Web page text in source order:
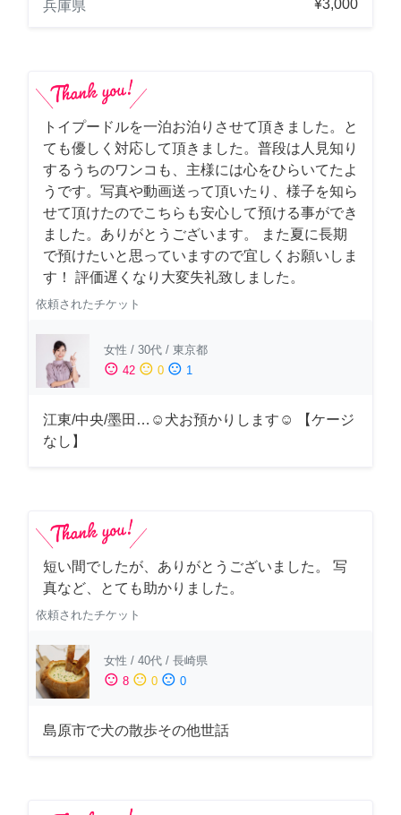
兵庫県
¥3,000
トイプードルを一泊お泊りさせて頂きました。と
ても優しく対応して頂きました。普段は人見知り
するうちのワンコも、主様には心をひらいてたよ
うです。写真や動画送って頂いたり、様子を知ら
せて頂けたのでこちらも安心して預ける事ができ
ました。ありがとうございます。 また夏に長期
で預けたいと思っていますので宜しくお願いしま
す！ 評価遅くなり大変失礼致しました。
依頼されたチケット
女性 / 30代 / 東京都
sentiment_satisfied 42 sentiment_neutral 0 sentiment_dissatisfied 1
江東/中央/墨田…☺︎犬お預かりします☺︎ 【ケージ
なし】
短い間でしたが、ありがとうございました。 写
真など、とても助かりました。
依頼されたチケット
女性 / 40代 / 長崎県
sentiment_satisfied 8 sentiment_neutral 0 sentiment_dissatisfied 0
島原市で犬の散歩その他世話